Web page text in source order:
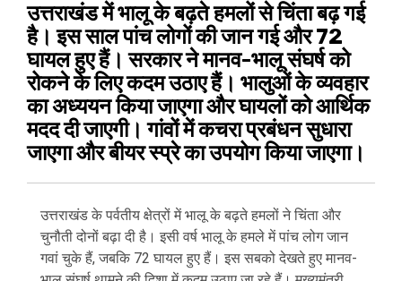
उत्तराखंड में भालू के बढ़ते हमलों से चिंता बढ़ गई
है। इस साल पांच लोगों की जान गई और 72
घायल हुए हैं। सरकार ने मानव-भालू संघर्ष को
रोकने के लिए कदम उठाए हैं। भालुओं के व्यवहार
का अध्ययन किया जाएगा और घायलों को आर्थिक
मदद दी जाएगी। गांवों में कचरा प्रबंधन सुधारा
जाएगा और बीयर स्प्रे का उपयोग किया जाएगा।
उत्तराखंड के पर्वतीय क्षेत्रों में भालू के बढ़ते हमलों ने चिंता और
चुनौती दोनों बढ़ा दी है। इसी वर्ष भालू के हमले में पांच लोग जान
गवां चुके हैं, जबकि 72 घायल हुए हैं। इस सबको देखते हुए मानव-